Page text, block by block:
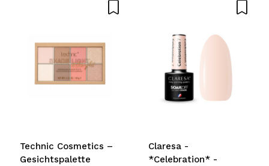
Technic Cosmetics –
Gesichtspalette
Claresa -
*Celebration* -